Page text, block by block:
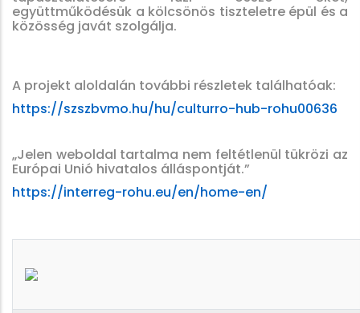
együttműködésük a kölcsönös tiszteletre épül és a
közösség javát szolgálja.
A projekt aloldalán további részletek találhatóak:
https://szszbvmo.hu/hu/culturro-hub-rohu00636
„Jelen weboldal tartalma nem feltétlenül tükrözi az
Európai Unió hivatalos álláspontját.”
https://interreg-rohu.eu/en/home-en/